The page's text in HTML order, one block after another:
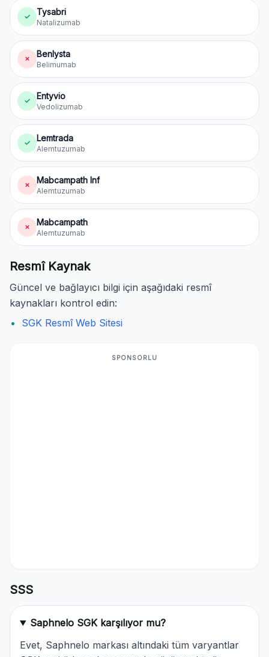
✓ Tysabri
Natalizumab
✗ Benlysta
Belimumab
✓ Entyvio
Vedolizumab
✓ Lemtrada
Alemtuzumab
✗ Mabcampath Inf
Alemtuzumab
✗ Mabcampath
Alemtuzumab
Resmî Kaynak
Güncel ve bağlayıcı bilgi için aşağıdaki resmî
kaynakları kontrol edin:
SGK Resmî Web Sitesi
SPONSORLU
SSS
Saphnelo SGK karşılıyor mu?
Evet, Saphnelo markası altındaki tüm varyantlar